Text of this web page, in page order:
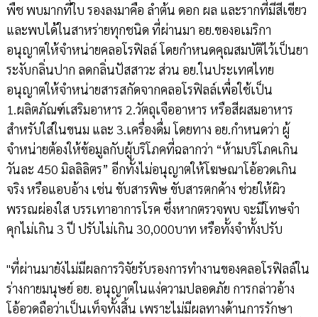
พืช พบมากที่ใบ รองลงมาคือ ลำต้น ดอก ผล และรากที่มีสีเขียว
และพบได้ในสาหร่ายทุกชนิด ที่ผ่านมา อย.ของอเมริกา
อนุญาตให้จำหน่ายคลอโรฟิลล์ โดยกำหนดคุณสมบัติไว้เป็นยา
ระงับกลิ่นปาก ลดกลิ่นปัสสาวะ ส่วน อย.ในประเทศไทย
อนุญาตให้จำหน่ายสารสกัดจากคลอโรฟิลล์เพื่อใช้เป็น
1.ผลิตภัณฑ์เสริมอาหาร 2.วัตถุเจืออาหาร หรือสีผสมอาหาร
สำหรับใส่ในขนม และ 3.เครื่องดื่ม โดยทาง อย.กำหนดว่า ผู้
จำหน่ายต้องให้ข้อมูลกับผู้บริโภคที่ฉลากว่า “ห้ามบริโภคเกิน
วันละ 450 มิลลิลิตร” อีกทั้งไม่อนุญาตให้โฆษณาโอ้อวดเกิน
จริง หรือแอบอ้าง เช่น ขับสารพิษ ขับสารตกค้าง ช่วยให้ผิว
พรรณผ่องใส บรรเทาอาการโรค ซึ่งหากตรวจพบ จะมีโทษจำ
คุกไม่เกิน 3 ปี ปรับไม่เกิน 30,000บาท หรือทั้งจำทั้งปรับ
"ที่ผ่านมายังไม่มีผลการวิจัยรับรองการทำงานของคลอโรฟิลล์ใน
ร่างกายมนุษย์ อย. อนุญาตในแง่ความปลอดภัย การกล่าวอ้าง
โอ้อวดถือว่าเป็นเท็จทั้งสิ้น เพราะไม่มีผลทางด้านการรักษา